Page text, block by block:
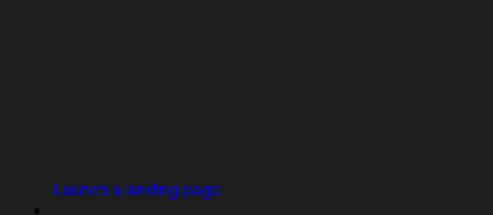
Launch a landing page